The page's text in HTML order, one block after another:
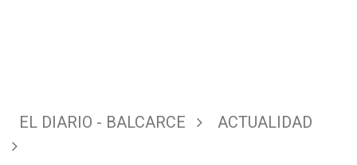
EL DIARIO - BALCARCE ACTUALIDAD